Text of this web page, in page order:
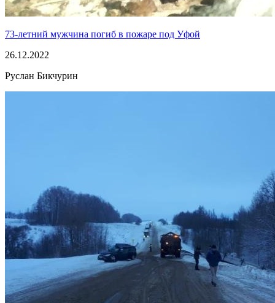
73-летний мужчина погиб в пожаре под Уфой
26.12.2022
Руслан Бикчурин